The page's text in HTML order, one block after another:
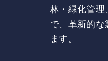
林・緑化管理
で、革新的な
ます。